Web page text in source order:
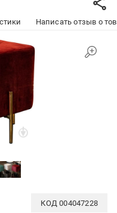
Написать отзыв о
КОД004047228